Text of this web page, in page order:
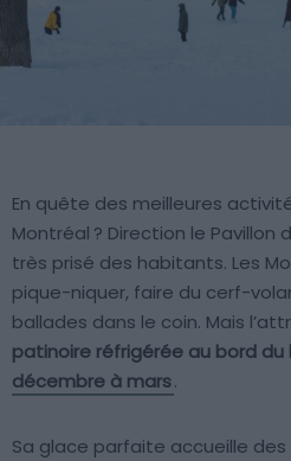
En quête des meilleures
Montréal ? Direction le Pavillon
très prisé des habitants. Les
pique-niquer, faire du cerf-
ballades dans le coin. Mais
patinoire réfrigérée au bord du
décembre à mars.
Sa glace parfaite accueille